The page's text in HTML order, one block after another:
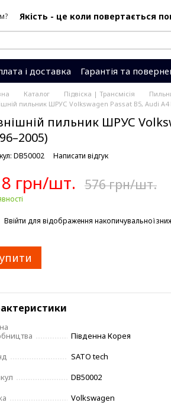
Якість - це коли повертається
і доставка
Гарантія та
знижок
Каталог Підвіска | Трансмісія
пильник ШРУС Volkswagen Passat B5, Audi A4
пильник ШРУС
DB50002 Написати відгук
грн/шт. 576 грн/шт.
Ввійти для відображення накопичувальної
Південна Корея
SATO tech
DB50002
Volkswagen